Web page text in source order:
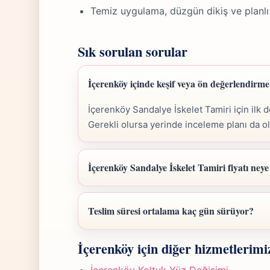
Temiz uygulama, düzgün dikiş ve
Sık sorulan sorular
İçerenköy içinde keşif veya ön
İçerenköy Sandalye İskelet Tamiri için ilk
Gerekli olursa yerinde inceleme planı da
İçerenköy Sandalye İskelet Tamiri fiyatı
İçerenköy Sandalye İskelet Tamiri fiyatı;
göre belirlenir. Fotoğraf gönderdiğinizde
Teslim süresi ortalama kaç gün sürüyor?
projede 5-7 iş günü hedefiyle çalışır,
İçerenköy için diğer